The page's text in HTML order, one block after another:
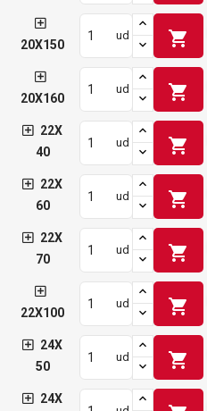
20X150
ud shopping_cart
20X160
ud shopping_cart
22X
40
ud shopping_cart
22X
60
ud shopping_cart
22X
70
ud shopping_cart
22X100
ud shopping_cart
24X
50
ud shopping_cart
24X